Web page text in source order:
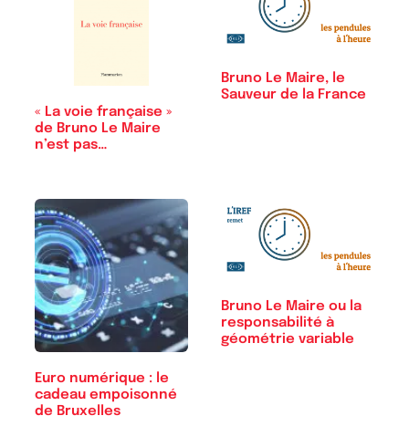
« La voie française »
de Bruno Le Maire
n’est pas…
Bruno Le Maire, le
Sauveur de la France
Euro numérique : le
cadeau empoisonné
de Bruxelles
Bruno Le Maire ou la
responsabilité à
géométrie variable